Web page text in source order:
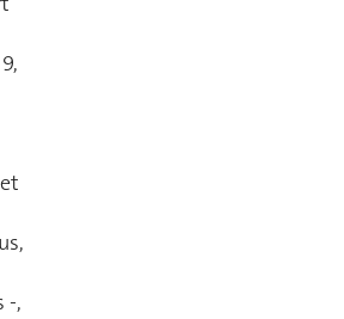
,
-,